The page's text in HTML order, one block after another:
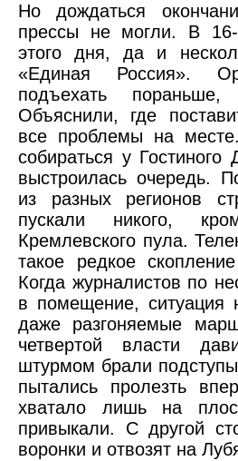
Но дождаться
прессы не могли. В 16-
этого дня, да и
«Единая Россия».
подъехать
Объяснили, где
все проблемы на
собираться у
выстроилась очередь.
из разных регионов
пускали никого,
Кремлевского пула.
такое редкое
Когда журналистов по
в помещение, ситуация
даже разгоняемые
четвертой власти
штурмом брали
пытались пролезть
хватало лишь на
привыкали. С другой
воронки и отвозят на